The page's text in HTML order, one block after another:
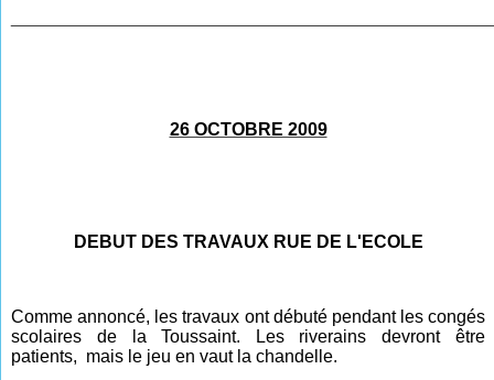
26 OCTOBRE 2009
DEBUT DES TRAVAUX RUE DE L'ECOLE
Comme annoncé, les travaux ont débuté pendant les congés
scolaires de la Toussaint. Les riverains devront être
patients, mais le jeu en vaut la chandelle.